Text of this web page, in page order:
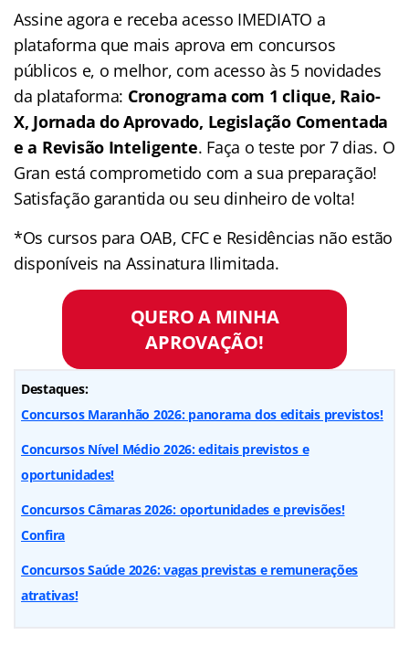
Assine agora e receba acesso IMEDIATO a
plataforma que mais aprova em concursos
públicos e, o melhor, com acesso às 5 novidades
da plataforma: Cronograma com 1 clique, Raio-
X, Jornada do Aprovado, Legislação Comentada
e a Revisão Inteligente. Faça o teste por 7 dias. O
Gran está comprometido com a sua preparação!
Satisfação garantida ou seu dinheiro de volta!
*Os cursos para OAB, CFC e Residências não estão
disponíveis na Assinatura Ilimitada.
QUERO A MINHA
APROVAÇÃO!
Destaques:
Concursos Maranhão 2026: panorama dos editais previstos!
Concursos Nível Médio 2026: editais previstos e
oportunidades!
Concursos Câmaras 2026: oportunidades e previsões!
Confira
Concursos Saúde 2026: vagas previstas e remunerações
atrativas!